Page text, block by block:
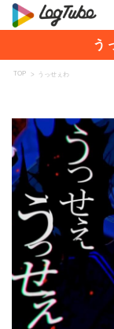
う
TOP > うっせぇわ